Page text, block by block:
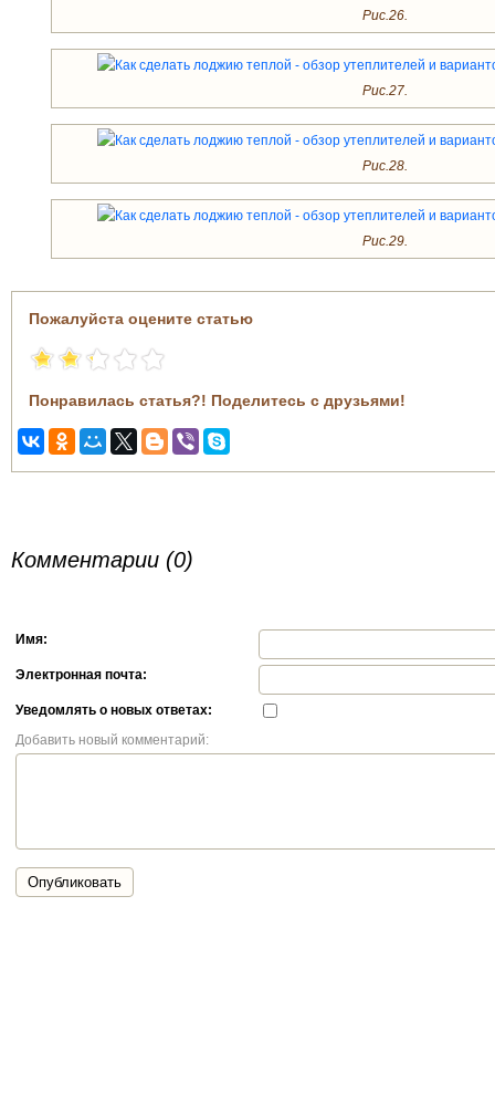
Рис.26.
Рис.27.
Рис.28.
Рис.29.
Пожалуйста оцените статью
Понравилась статья?! Поделитесь с друзьями!
Комментарии (0)
Имя:
Электронная почта:
Уведомлять о новых ответах:
Добавить новый комментарий:
Опубликовать